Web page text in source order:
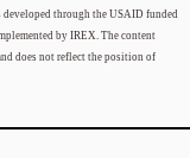
developed through the USAID funded
by IREX. The content
does not reflect the position of